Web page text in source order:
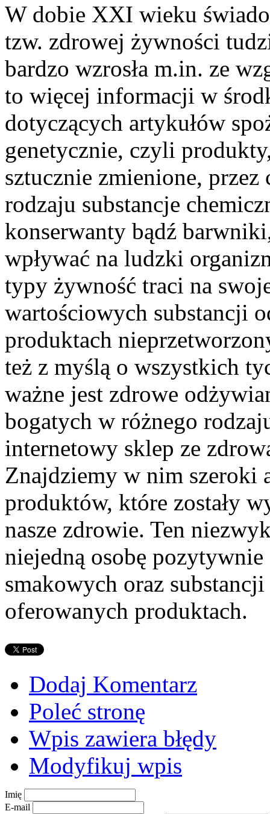
W dobie XXI wieku
tzw. zdrowej żywności
bardzo wzrosła m.in. ze
to więcej informacji w
dotyczących artykułów
genetycznie, czyli
sztucznie zmienione,
rodzaju substancje
konserwanty bądź
wpływać na ludzki
typy żywność traci na
wartościowych substancji
produktach
też z myślą o wszystkich
ważne jest zdrowe
bogatych w różnego
internetowy sklep ze
Znajdziemy w nim szeroki
produktów, które zostały
nasze zdrowie. Ten
niejedną osobę
smakowych oraz
oferowanych produktach.
Dodaj Komentarz
Poleć stronę
Wpis zawiera błędy
Modyfikuj wpis
Imię
E-mail